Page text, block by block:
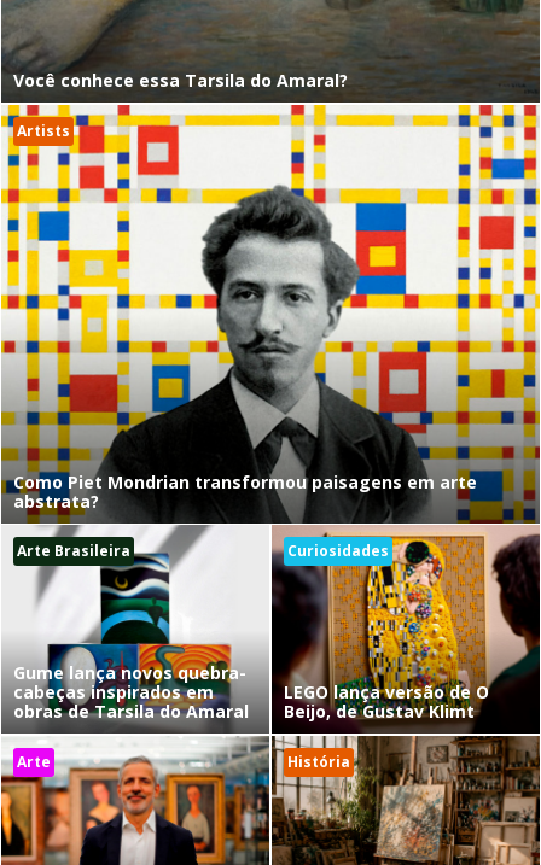
Você conhece essa Tarsila do Amaral?
Artists
Como Piet Mondrian transformou paisagens em arte
abstrata?
Arte Brasileira
Gume lança novos quebra-
cabeças inspirados em
obras de Tarsila do Amaral
Curiosidades
LEGO lança versão de O
Beijo, de Gustav Klimt
Arte História